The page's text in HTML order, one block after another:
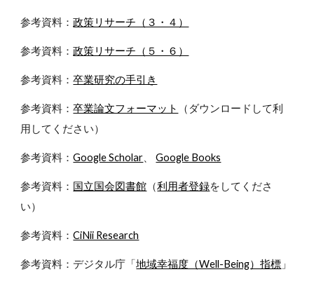
参考資料：政策リサーチ（３・４）
参考資料：政策リサーチ（５・６）
参考資料：卒業研究の手引き
参考資料：卒業論文フォーマット
（ダウンロードして利
用してください）
参考資料：Google Scholar 、Google Books
参考資料： 国立国会図書館 （利用者登録をしてくださ
い）
参考資料：CiNii Research
参考資料：デジタル庁「地域幸福度（Well-Being）指標 」